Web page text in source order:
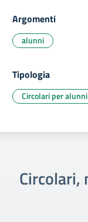
Argomenti
alunni
Tipologia
Circolari per